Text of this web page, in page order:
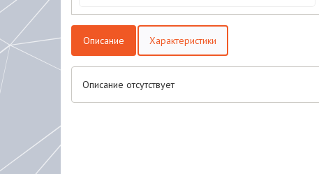
Описание Характеристики
Описание отсутствует